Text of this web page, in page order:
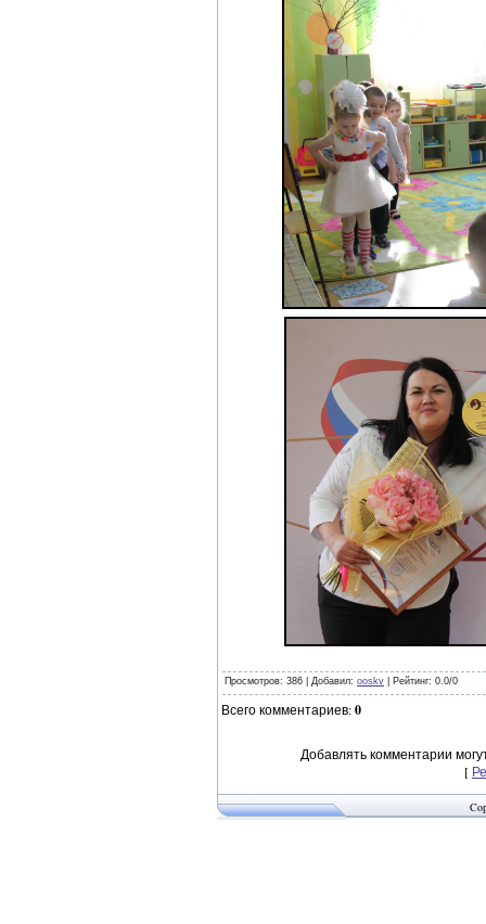
Просмотров: 386 | Добавил: ooskv Рейтинг: 0.0/0
Всего комментариев:0
Добавлять комментарии
[